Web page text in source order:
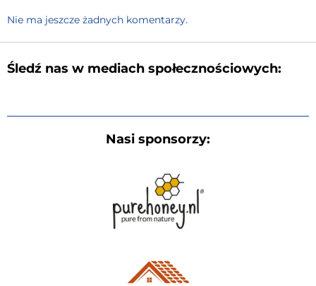
Nie ma jeszcze żadnych komentarzy.
Śledź nas w mediach społecznościowych:
Nasi sponsorzy: